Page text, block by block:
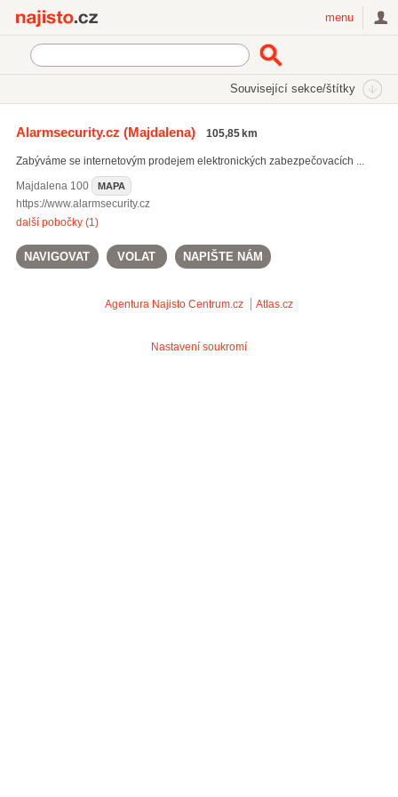
menu
Související sekce/štítky
pohybová čidla (17)
majáky(18)
Alarmsecurity.cz (Majdalena) 105,85 km
Zabýváme se internetovým prodejem elektronických zabezpečovacích ...
Majdalena100 MAPA
https://www.alarmsecurity.cz
další pobočky (1)
NAVIGOVAT VOLAT NAPIŠTE NÁM
Agentura Najisto Centrum.cz Atlas.cz
Nastavení soukromí